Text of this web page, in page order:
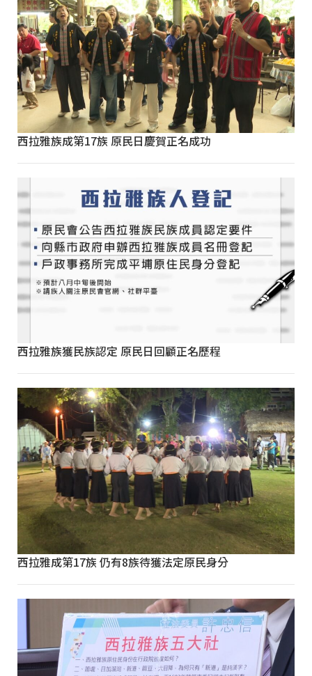
西拉雅族成第17族 原民日慶賀正名成功
西拉雅族獲民族認定 原民日回顧正名歷程
西拉雅成第17族 仍有8族待獲法定原民身分